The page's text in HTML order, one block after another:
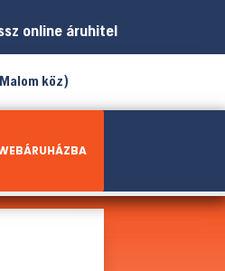
online áruhitel
köz)